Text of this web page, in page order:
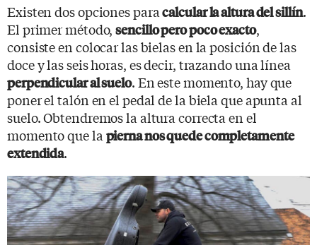
Existen dos opciones paracalcular la altura del sillín.
El primer método,sencillo pero poco exacto,
consiste en colocar las bielas en la posición de las
doce y las seis horas, es decir, trazando una línea
perpendicular al suelo. En este momento, hay que
poner el talón en el pedal de la biela que apunta al
suelo. Obtendremos la altura correcta en el
momento que la pierna nos quede completamente
extendida.